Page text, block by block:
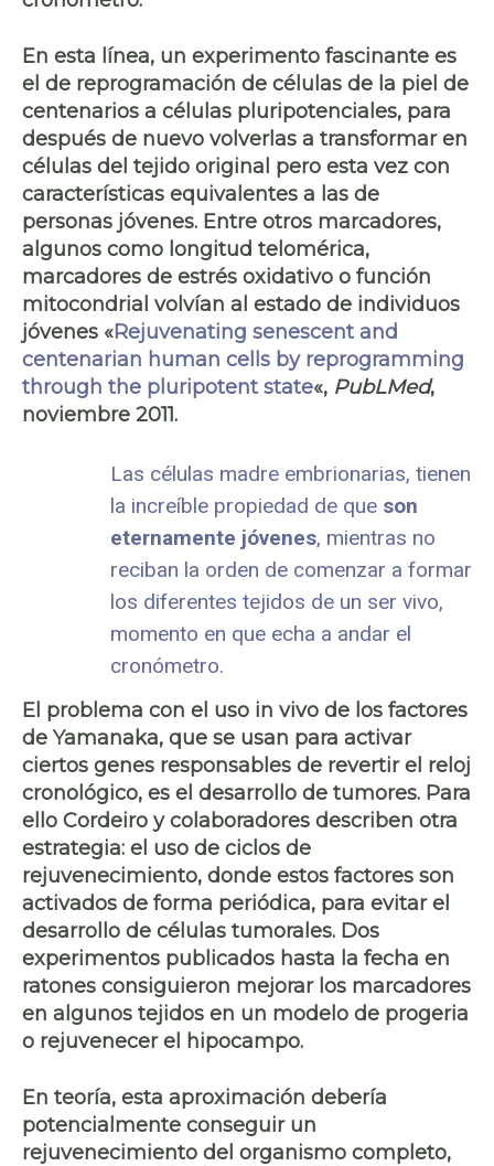
En esta línea, un experimento fascinante es
el de reprogramación de células de la piel de
centenarios a células pluripotenciales, para
después de nuevo volverlas a transformar en
células del tejido original pero esta vez con
características equivalentes a las de
personas jóvenes. Entre otros marcadores,
algunos como longitud telomérica,
marcadores de estrés oxidativo o función
mitocondrial volvían al estado de individuos
jóvenes «Rejuvenating senescent and
centenarian human cells by reprogramming
through the pluripotent state«, PubLMed,
noviembre 2011.
Las células madre embrionarias, tienen
la increíble propiedad de que son
eternamente jóvenes, mientras no
reciban la orden de comenzar a formar
los diferentes tejidos de un ser vivo,
momento en que echa a andar el
cronómetro.
El problema con el uso in vivo de los factores
de Yamanaka, que se usan para activar
ciertos genes responsables de revertir el reloj
cronológico, es el desarrollo de tumores. Para
ello Cordeiro y colaboradores describen otra
estrategia: el uso de ciclos de
rejuvenecimiento, donde estos factores son
activados de forma periódica, para evitar el
desarrollo de células tumorales. Dos
experimentos publicados hasta la fecha en
ratones consiguieron mejorar los marcadores
en algunos tejidos en un modelo de progeria
o rejuvenecer el hipocampo.
En teoría, esta aproximación debería
potencialmente conseguir un
rejuvenecimiento del organismo completo,